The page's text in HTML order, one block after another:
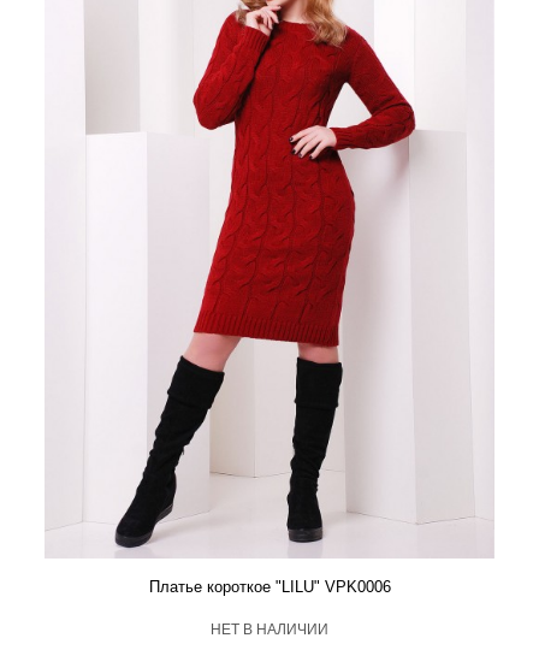
Платье короткое "LILU" VPK0006
HЕТ В НАЛИЧИИ